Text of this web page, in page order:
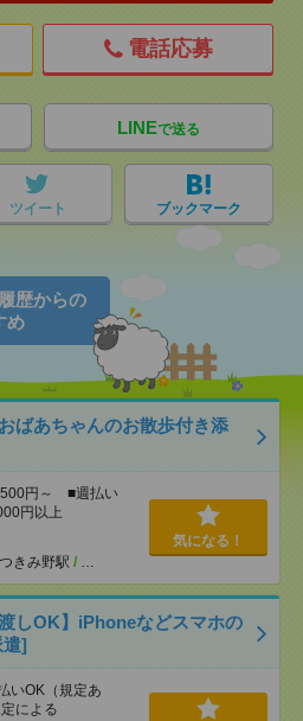
電話応募
LINEで送る
ツイート ブックマーク
歴からの
め
ばあちゃんのお散歩付き添
円～ ■週払い
円以上
つきみ野駅 / …
気になる！
しOK】iPhoneなどスマホの
]
OK（規定あ
による